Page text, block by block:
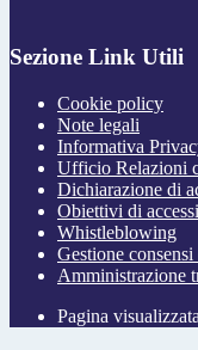
Sezione Link Utili
Cookie policy
Note legali
Informativa
Ufficio Relazioni
Dichiarazione di
Obiettivi di
Whistleblowing
Gestione
Amministrazione
Pagina visualizzata